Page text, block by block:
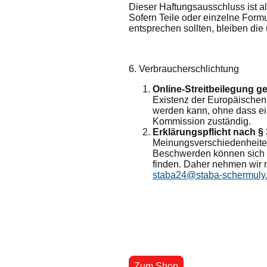
Dieser Haftungsausschluss ist
Sofern Teile oder einzelne
entsprechen sollten, bleiben
6. Verbraucherschlichtung
Online-Streitbeilegung
Existenz der
werden kann, ohne dass
Kommission zuständig.
Erklärungspflicht nach §
Beschwerden können
finden. Daher nehmen wir
staba24@staba-